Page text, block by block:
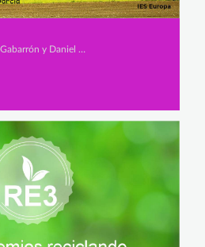
Secundaria, José Rodríguez Gabarrón y Daniel Molina García